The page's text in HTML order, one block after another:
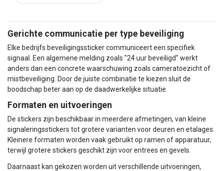
Gerichte communicatie per type beveiliging
Elke bedrijfs beveiligingssticker communiceert een specifiek
signaal. Een algemene melding zoals "24 uur beveiligd" werkt
anders dan een concrete waarschuwing zoals cameratoezicht of
mistbeveiliging. Door de juiste combinatie te kiezen sluit de
boodschap beter aan op de daadwerkelijke situatie.
Formaten en uitvoeringen
De stickers zijn beschikbaar in meerdere afmetingen, van kleine
signaleringsstickers tot grotere varianten voor deuren en etalages.
Kleinere formaten worden vaak gebruikt op ramen of apparatuur,
terwijl grotere stickers geschikt zijn voor entrees en gevels.
Daarnaast kan gekozen worden uit verschillende uitvoeringen,